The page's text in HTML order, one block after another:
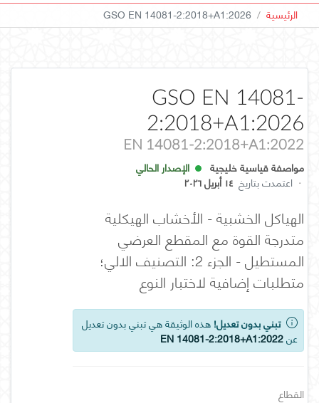
الرئيسية GSO EN 14081-2:2018+A1:2026
GSO EN 14081-
2:2018+A1:2026
EN 14081-2:2018+A1:2022
مواصفة قياسية خليجية
الإصدار الحالي
· اعتمدت بتاريخ ١٤ أبريل ٢٠٢٦
الهياكل الخشبية - الأخشاب الهيكلية
متدرجة القوة مع المقطع العرضي
المستطيل - الجزء 2: التصنيف الالي؛
متطلبات إضافية لاختبار النوع
تبني بدون تعديل! هذه الوثيقة هي تبني بدون تعديل
عنEN 14081-2:2018+A1:2022
القطاع